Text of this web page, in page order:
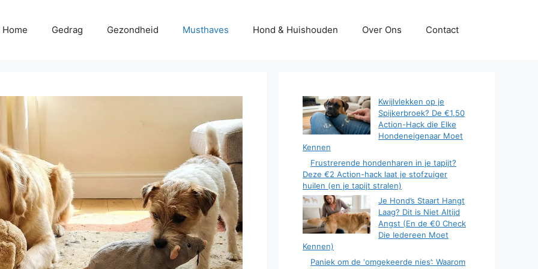
Home Gedrag Gezondheid Musthaves Hond & Huishouden Over Ons Contact
Kwijlvlekken op je
Spijkerbroek? De €1,50
Action-Hack die Elke
Hondeneigenaar Moet
Kennen
Frustrerende hondenharen in je tapijt?
Deze €2 Action-hack laat je stofzuiger
huilen (en je tapijt stralen)
Je Hond’s Staart Hangt
Laag? Dit is Niet Altijd
Angst (En de €0 Check
Die Iedereen Moet
Kennen)
Paniek om de ‘omgekeerde nies’: Waarom